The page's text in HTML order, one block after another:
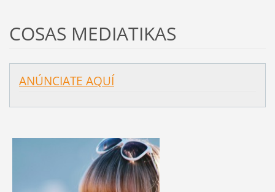
COSAS MEDIATIKAS
ANÚNCIATE AQUÍ